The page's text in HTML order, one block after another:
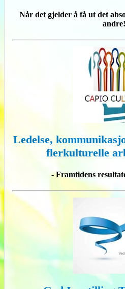
Når det gjelder å få ut det
andre!
Ledelse,
flerkulturelle
- Framtidens